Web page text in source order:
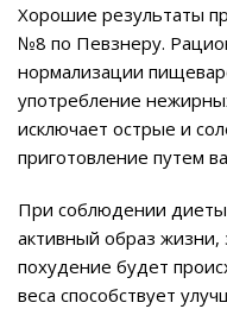
Хорошие результаты
№8 по Певзнеру.
нормализации
употребление
исключает острые и
приготовление путем
При соблюдении
активный образ жизни,
похудение будет
веса способствует